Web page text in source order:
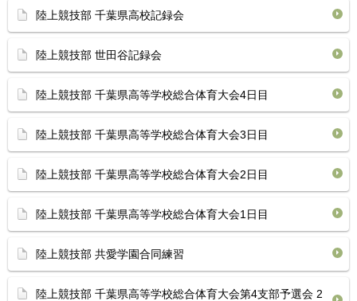
陸上競技部 千葉県高校記録会
陸上競技部 世田谷記録会
陸上競技部 千葉県高等学校総合体育⁡大会4日目
陸上競技部 千葉県高等学校総合体育⁡大会3日目
陸上競技部 千葉県高等学校総合体育⁡大会2日目
陸上競技部 千葉県高等学校総合体育⁡大会1日目
陸上競技部 共愛学園合同練習
陸上競技部 千葉県高等学校総合体育⁡大会第4支部予選会 2